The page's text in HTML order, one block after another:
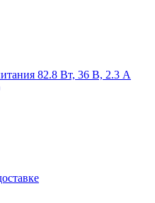
82.8 Вт, 36 В, 2.3 А